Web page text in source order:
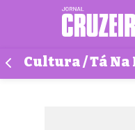
Cultura / Tá Na